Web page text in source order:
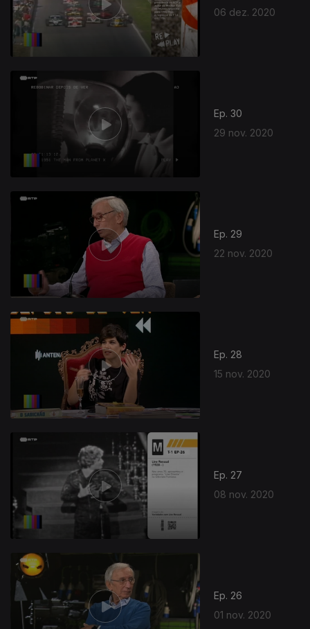
06 dez. 2020
Ep. 30
29 nov. 2020
Ep. 29
22 nov. 2020
Ep. 28
15 nov. 2020
Ep. 27
08 nov. 2020
Ep. 26
01 nov. 2020